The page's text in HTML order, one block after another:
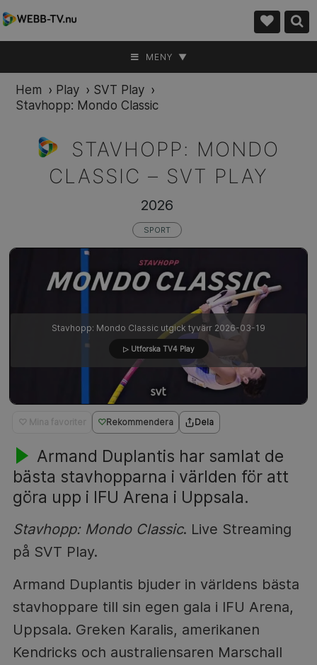
MENY ▼
Hem › Play › SVT Play ›
Stavhopp: Mondo Classic
STAVHOPP: MONDO
CLASSIC – SVT PLAY
♡ Mina favoriter Rekommendera Dela
Armand Duplantis har samlat de
bästa stavhopparna i världen för att
göra upp i IFU Arena i Uppsala.
Stavhopp: Mondo Classic. Live Streaming
på SVT Play.
Armand Duplantis bjuder in världens bästa
stavhoppare till sin egen gala i IFU Arena,
Uppsala. Greken Karalis, amerikanen
Kendricks och australiensaren Marschall
Stavhopp: Mondo Classic utgick tyvärr 2026-03-19
▷ Utforska TV4 Play
2026
SPORT